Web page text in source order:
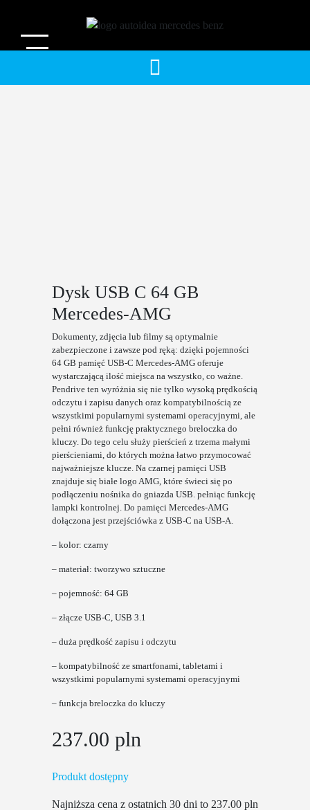
Wyszukiwarka
Dysk USB C 64 GB
Mercedes-AMG
Dokumenty, zdjęcia lub filmy są optymalnie
zabezpieczone i zawsze pod ręką: dzięki pojemności
64 GB pamięć USB-C Mercedes-AMG oferuje
wystarczającą ilość miejsca na wszystko, co ważne.
Pendrive ten wyróżnia się nie tylko wysoką prędkością
odczytu i zapisu danych oraz kompatybilnością ze
wszystkimi popularnymi systemami operacyjnymi, ale
pełni również funkcję praktycznego breloczka do
kluczy. Do tego celu służy pierścień z trzema małymi
pierścieniami, do których można łatwo przymocować
najważniejsze klucze. Na czarnej pamięci USB
znajduje się białe logo AMG, które świeci się po
podłączeniu nośnika do gniazda USB. pełniąc funkcję
lampki kontrolnej. Do pamięci Mercedes-AMG
dołączona jest przejściówka z USB-C na USB-A.
– kolor: czarny
– materiał: tworzywo sztuczne
– pojemność: 64 GB
– złącze USB-C, USB 3.1
– duża prędkość zapisu i odczytu
– kompatybilność ze smartfonami, tabletami i
wszystkimi popularnymi systemami operacyjnymi
– funkcja breloczka do kluczy
237.00 pln
Produkt dostępny
Najniższa cena z ostatnich 30 dni to 237.00 pln